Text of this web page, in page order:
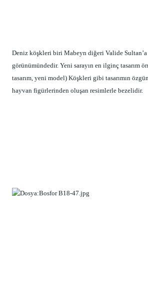
Deniz köşkleri biri Mabeyn diğeri Valide
görünümündedir. Yeni sarayın en ilginç tasarım
tasarım, yeni model) Köşkleri gibi tasarımın
hayvan figürlerinden oluşan resimlerle bezelidir.